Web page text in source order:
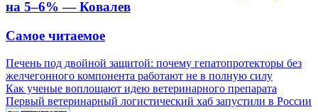
на 5–6% — Ковалев
Самое читаемое
Печень под двойной защитой: почему гепатопротекторы без
желчегонного компонента работают не в полную силу
Как ученые воплощают идею ветеринарного препарата
Первый ветеринарный логистический хаб запустили в России